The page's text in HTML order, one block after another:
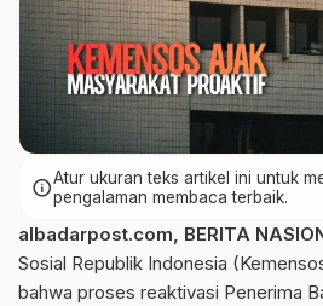
infoAtur ukuran teks artikel ini untuk
pengalaman membaca terbaik.
albadarpost.com, BERITA
Sosial Republik Indonesia
bahwa proses reaktivasi Penerima